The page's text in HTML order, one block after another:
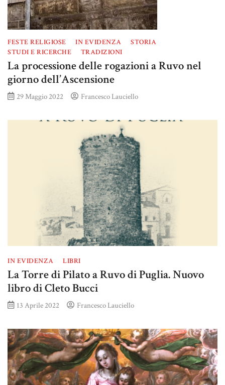
FESTE RELIGIOSE IN EVIDENZA
STORIA
STUDI E RICERCHE
TRADIZIONI
La processione delle rogazioni a Ruvo nel
giorno dell’Ascensione
29 Maggio 2022 Francesco Lauciello
IN EVIDENZA LIBRI
La Torre di Pilato a Ruvo di Puglia. Nuovo
libro di Cleto Bucci
13 Aprile 2022 Francesco Lauciello